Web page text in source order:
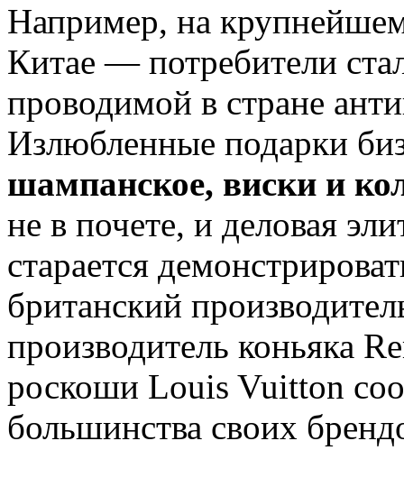
Например, на
Китае — потребители
проводимой в стране
Излюбленные подарки
шампанское, виски и
не в почете, и деловая
старается
британский
производитель коньяка
роскоши Louis Vuitton
большинства своих